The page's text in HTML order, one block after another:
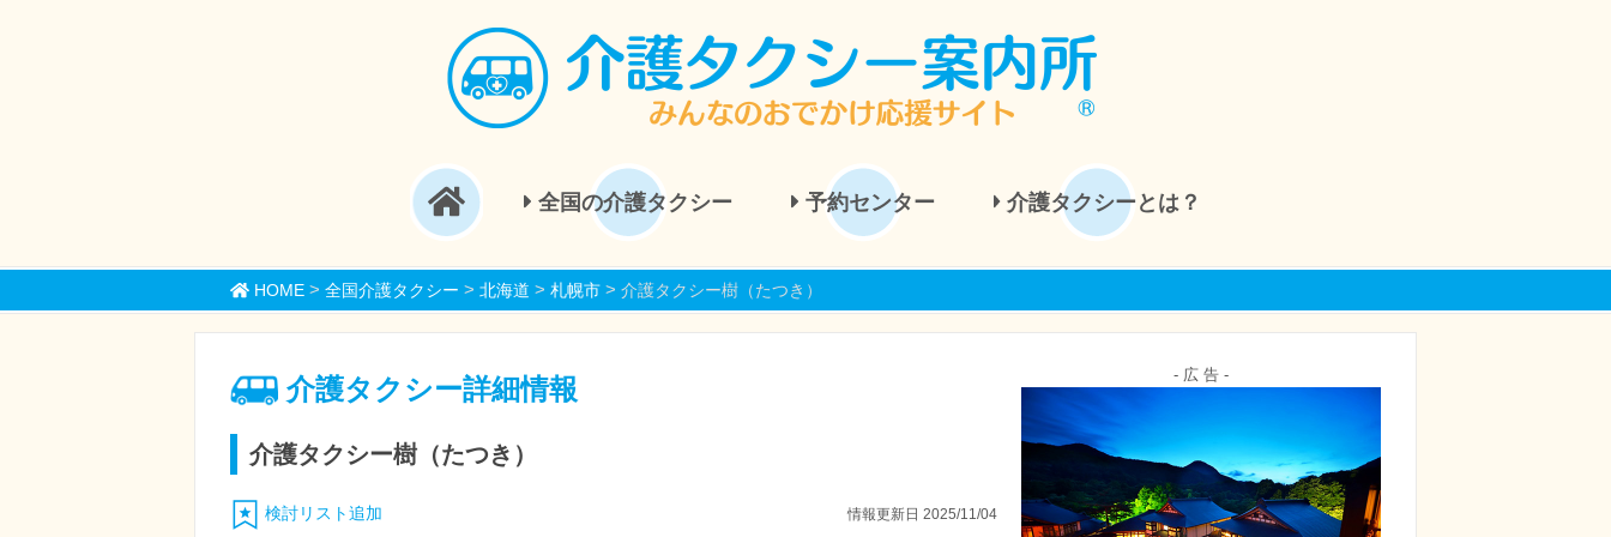
全国の介護タクシー 予約センター 介護タクシーとは？
HOME> 全国介護タクシー > 北海道 > 札幌市> 介護タクシー樹（たつき）
介護タクシー詳細情報
介護タクシー樹（たつき）
検討リスト追加 情報更新日 2025/11/04
- 広 告 -